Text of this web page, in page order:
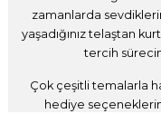
zamanlarda
yaşadığınız telaştan
tercih
Çok çeşitli temalarla
hediye